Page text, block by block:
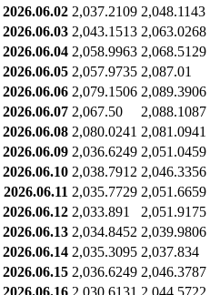
2026.06.02 2,037.2109 2,048.1143
2026.06.03 2,043.1513 2,063.0268
2026.06.04 2,058.9963 2,068.5129
2026.06.05 2,057.9735 2,087.01
2026.06.06 2,079.1506 2,089.3906
2026.06.07 2,067.50 2,088.1087
2026.06.08 2,080.0241 2,081.0941
2026.06.09 2,036.6249 2,051.0459
2026.06.10 2,038.7912 2,046.3356
2026.06.11 2,035.7729 2,051.6659
2026.06.12 2,033.891 2,051.9175
2026.06.13 2,034.8452 2,039.9806
2026.06.14 2,035.3095 2,037.834
2026.06.15 2,036.6249 2,046.3787
2026.06.16 2,030.6131 2,044.5722